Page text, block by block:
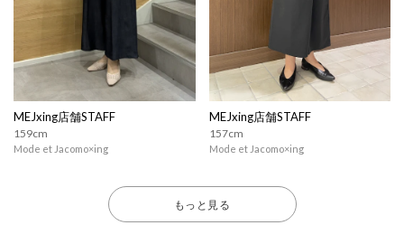
MEJxing店舗STAFF
159cm
Mode et Jacomo×ing
MEJxing店舗STAFF
157cm
Mode et Jacomo×ing
もっと見る